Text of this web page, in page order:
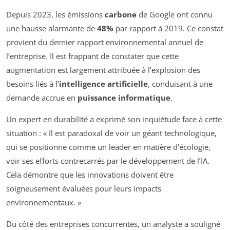
Depuis 2023, les émissions carbone de Google ont connu
une hausse alarmante de 48% par rapport à 2019. Ce constat
provient du dernier rapport environnemental annuel de
l’entreprise. Il est frappant de constater que cette
augmentation est largement attribuée à l’explosion des
besoins liés à l’intelligence artificielle, conduisant à une
demande accrue en puissance informatique.
Un expert en durabilité a exprimé son inquiétude face à cette
situation : « Il est paradoxal de voir un géant technologique,
qui se positionne comme un leader en matière d’écologie,
voir ses efforts contrecarrés par le développement de l’IA.
Cela démontre que les innovations doivent être
soigneusement évaluées pour leurs impacts
environnementaux. »
Du côté des entreprises concurrentes, un analyste a souligné